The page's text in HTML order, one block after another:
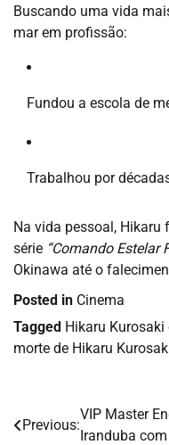
Buscando uma vida
mar em profissão:
Fundou a escola de
Trabalhou por
Na vida pessoal, Hikaru
série “Comando Estelar
Okinawa até o
Posted in Cinema
Tagged Hikaru
morte de Hikaru
Navegação
Previous:
VIP Master
Iranduba